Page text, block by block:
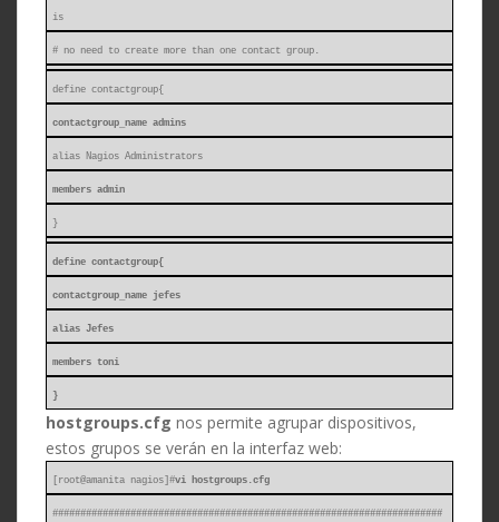
is
# no need to create more than one contact group.
define contactgroup{
contactgroup_name admins
alias Nagios Administrators
members admin
}
define contactgroup{
contactgroup_name jefes
alias Jefes
members toni
}
hostgroups.cfg nos permite agrupar dispositivos,
estos grupos se verán en la interfaz web:
[root@amanita nagios]#vi hostgroups.cfg
######################################################################